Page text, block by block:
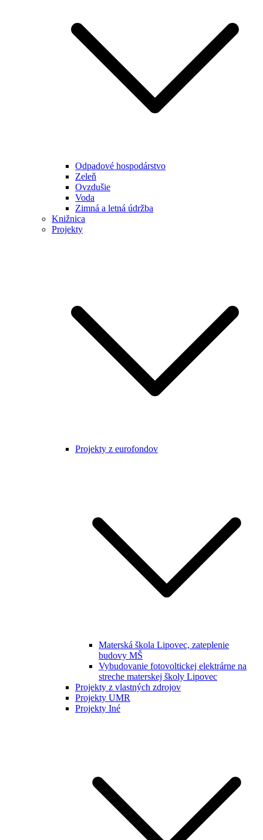
Odpadové hospodárstvo
Zeleň
Ovzdušie
Voda
Zimná a letná údržba
Knižnica
Projekty
Projekty z eurofondov
Materská škola Lipovec, zateplenie
budovy MŠ
Vybudovanie fotovoltickej elektrárne na
streche materskej školy Lipovec
Projekty z vlastných zdrojov
Projekty UMR
Projekty Iné